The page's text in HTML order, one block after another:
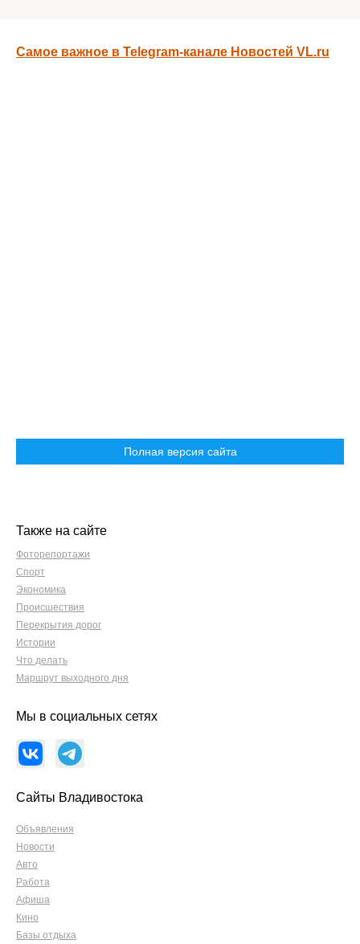
Самое важное в Telegram-канале Новостей VL.ru
Полная версия сайта
Также на сайте
Фоторепортажи
Спорт
Экономика
Происшествия
Перекрытия дорог
Истории
Что делать
Маршрут выходного дня
Мы в социальных сетях
Сайты Владивостока
Объявления
Новости
Авто
Работа
Афиша
Кино
Базы отдыха